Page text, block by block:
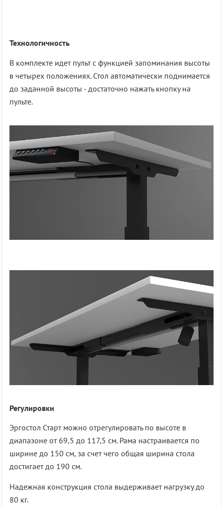
Технологичность
В комплекте идет пульт с функцией запоминания высоты
в четырех положениях. Стол автоматически поднимается
до заданной высоты - достаточно нажать кнопку на
пульте.
Регулировки
Эргостол Старт можно отрегулировать по высоте в
диапазоне от 69,5 до 117,5 см. Рама настраивается по
ширине до 150 см, за счет чего общая ширина стола
достигает до 190 см.
Надежная конструкция стола выдерживает нагрузку до
80 кг.